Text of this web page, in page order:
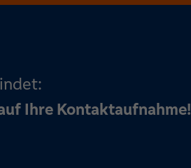
Ihre Kontaktaufnahme!